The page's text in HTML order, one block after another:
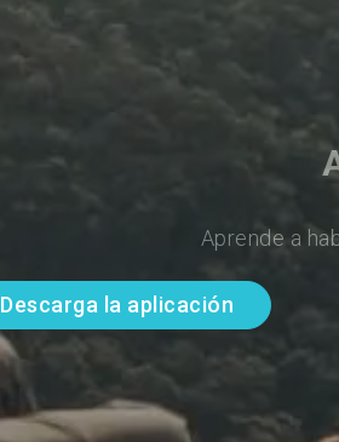
Aprende a
Descarga la aplicación